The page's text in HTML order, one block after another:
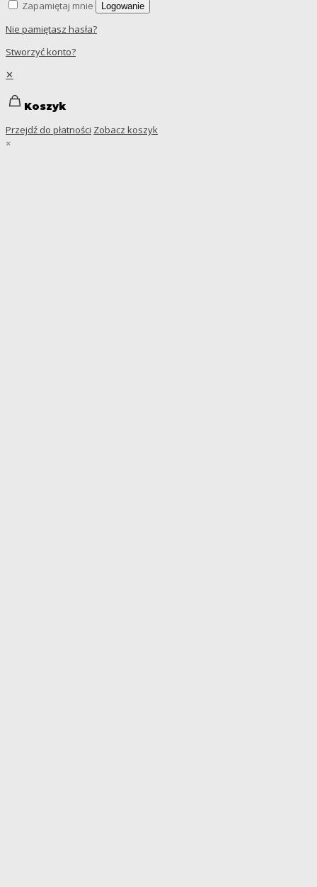
Zapamiętaj mnie Logowanie
Nie pamiętasz hasła?
Stworzyć konto?
✕
Koszyk
Przejdź do płatności Zobacz koszyk
×